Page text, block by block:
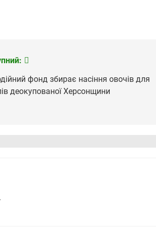
фонд збирає насіння овочів для
деокупованої Херсонщини
.